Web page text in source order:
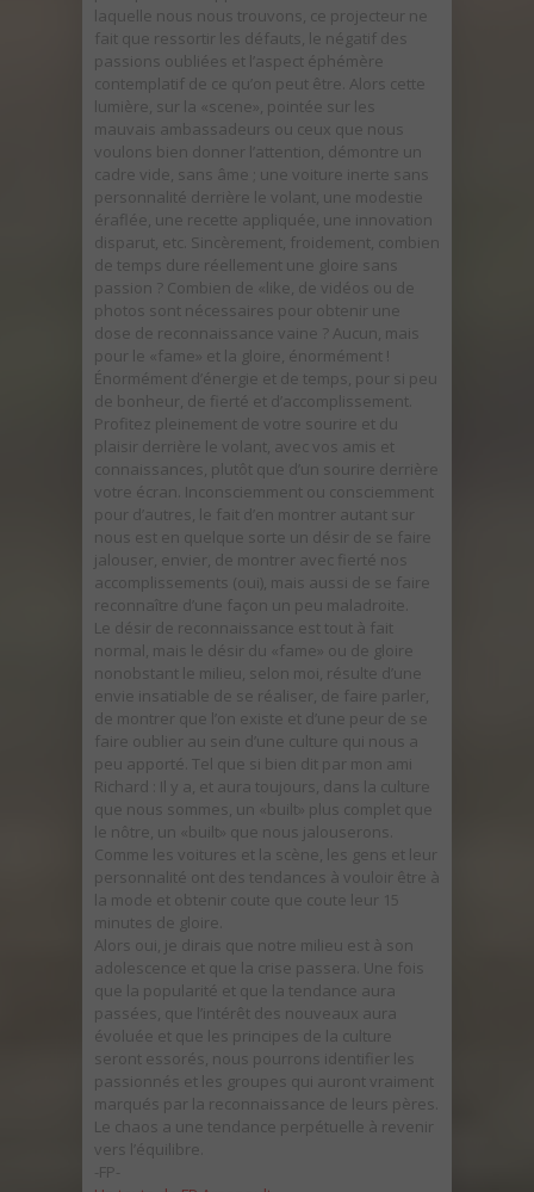
laquelle nous nous trouvons, ce projecteur ne
fait que ressortir les défauts, le négatif des
passions oubliées et l’aspect éphémère
contemplatif de ce qu’on peut être. Alors cette
lumière, sur la «scene», pointée sur les
mauvais ambassadeurs ou ceux que nous
voulons bien donner l’attention, démontre un
cadre vide, sans âme ; une voiture inerte sans
personnalité derrière le volant, une modestie
éraflée, une recette appliquée, une innovation
disparut, etc. Sincèrement, froidement, combien
de temps dure réellement une gloire sans
passion ? Combien de «like, de vidéos ou de
photos sont nécessaires pour obtenir une
dose de reconnaissance vaine ? Aucun, mais
pour le «fame» et la gloire, énormément !
Énormément d’énergie et de temps, pour si peu
de bonheur, de fierté et d’accomplissement.
Profitez pleinement de votre sourire et du
plaisir derrière le volant, avec vos amis et
connaissances, plutôt que d’un sourire derrière
votre écran. Inconsciemment ou consciemment
pour d’autres, le fait d’en montrer autant sur
nous est en quelque sorte un désir de se faire
jalouser, envier, de montrer avec fierté nos
accomplissements (oui), mais aussi de se faire
reconnaître d’une façon un peu maladroite.
Le désir de reconnaissance est tout à fait
normal, mais le désir du «fame» ou de gloire
nonobstant le milieu, selon moi, résulte d’une
envie insatiable de se réaliser, de faire parler,
de montrer que l’on existe et d’une peur de se
faire oublier au sein d’une culture qui nous a
peu apporté. Tel que si bien dit par mon ami
Richard : Il y a, et aura toujours, dans la culture
que nous sommes, un «built» plus complet que
le nôtre, un «built» que nous jalouserons.
Comme les voitures et la scène, les gens et leur
personnalité ont des tendances à vouloir être à
la mode et obtenir coute que coute leur 15
minutes de gloire.
Alors oui, je dirais que notre milieu est à son
adolescence et que la crise passera. Une fois
que la popularité et que la tendance aura
passées, que l’intérêt des nouveaux aura
évoluée et que les principes de la culture
seront essorés, nous pourrons identifier les
passionnés et les groupes qui auront vraiment
marqués par la reconnaissance de leurs pères.
Le chaos a une tendance perpétuelle à revenir
vers l’équilibre.
-FP-